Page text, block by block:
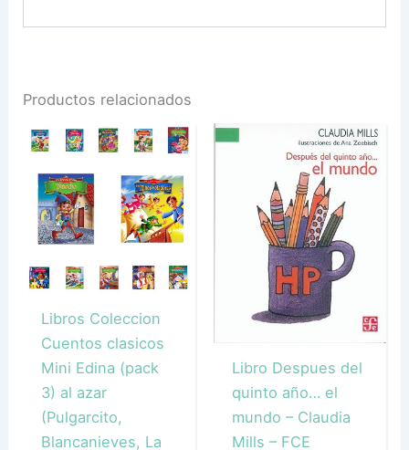
Productos relacionados
Libros Coleccion
Cuentos clasicos
Mini Edina (pack
3) al azar
(Pulgarcito,
Blancanieves, La
Libro Despues del
quinto año… el
mundo – Claudia
Mills – FCE